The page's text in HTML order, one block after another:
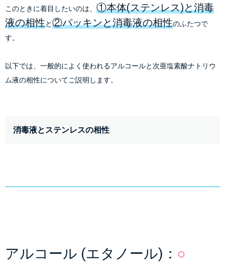
このときに着目したいのは、 ①本体(ステンレス)と消毒
液の相性と②パッキンと消毒液の相性のふたつで
以下では、一般的によく使われるアルコールと次亜塩素酸ナトリウ
ム液の相性についてご説明します。
消毒液とステンレスの相性
アルコール (エタノール)： ○